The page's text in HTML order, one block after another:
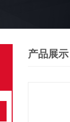
产品展示